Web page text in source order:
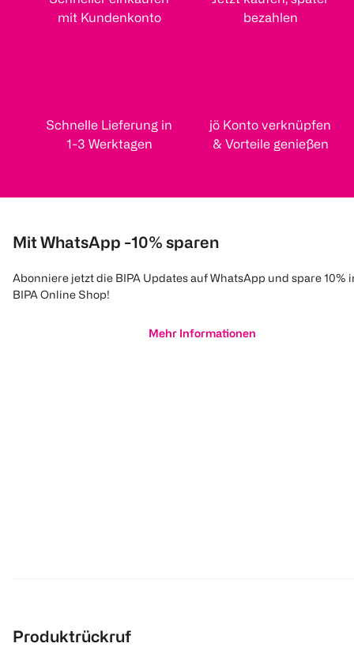
mit Kundenkonto
bezahlen
Schnelle Lieferung in
1-3 Werktagen
jö Konto verknüpfen
& Vorteile genießen
Mit WhatsApp -10% sparen
Abonniere jetzt die BIPA Updates auf WhatsApp und spare 10%
BIPA Online Shop!
Mehr Informationen
Produktrückruf